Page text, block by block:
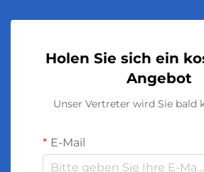
Holen Sie sich ein
Angebot
Unser Vertreter wird Sie bald
E-Mail